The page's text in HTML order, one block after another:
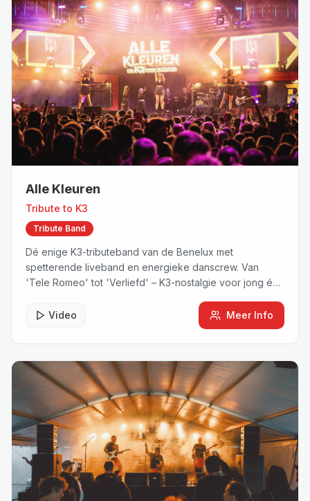
Alle Kleuren
Tribute to K3
Tribute Band
Dé enige K3-tributeband van de Benelux met
spetterende liveband en energieke danscrew. Van
'Tele Romeo' tot 'Verliefd' – K3-nostalgie voor jong én
Video
Meer Info